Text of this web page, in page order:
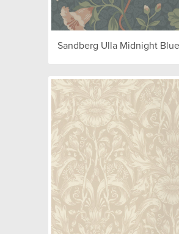
Sandberg Ulla Midnight Blue